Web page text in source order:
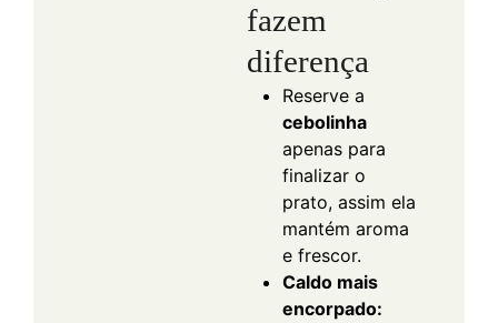
fazem
diferença
Reserve a
cebolinha
apenas para
finalizar o
prato, assim ela
mantém aroma
e frescor.
Caldo mais
encorpado: